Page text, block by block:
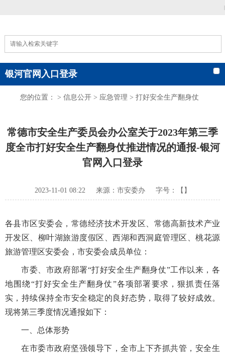
|
银河官网入口登录
您的位置： > 信息公开 > 应急管理 > 打好安全生产翻身仗
常德市安全生产委员会办公室关于2023年第三季
度全市打好安全生产翻身仗推进情况的通报-银河
官网入口登录
2023-11-01 08:22 来源：市安委办 字号：【】
各县市区安委会，常德经济技术开发区、常德高新技术产业
开发区、柳叶湖旅游度假区、西湖和西洞庭管理区、桃花源
旅游管理区安委会，市安委会成员单位：
市委、市政府部署“打好安全生产翻身仗”工作以来，各
地围绕“打好安全生产翻身仗”各项部署要求，狠抓责任落
实，持续保持全市安全稳定的良好态势，取得了较好成效。
现将第三季度情况通报如下：
一、总体形势
在市委市政府坚强领导下，全市上下齐抓共管，安全生